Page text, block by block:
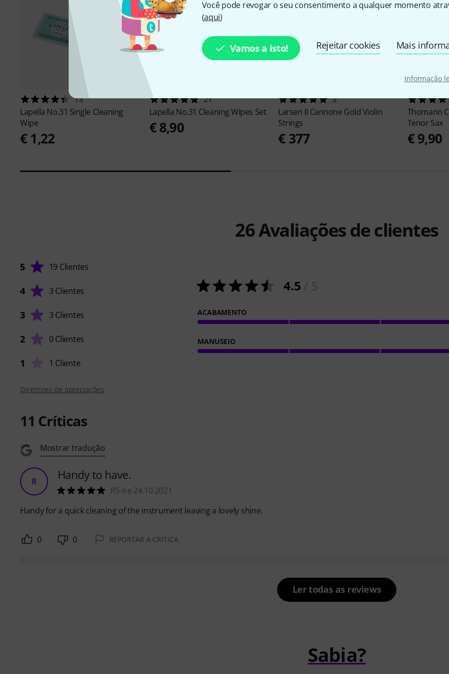
Você pode revogar o seu consentimento a qualquer momento
(aqui)
Vamos a isto! Rejeitar cookies Mais
Informação
13
Lapella No.31 Single Cleaning
Wipe
€ 1,22
21
Lapella No.31 Cleaning Wipes Set
€ 8,90
3
Larsen Il Cannone Gold Violin
Strings
€ 377
Thomann
Tenor Sax
€ 9,90
26Avaliações de clientes
5 19 Clientes
4 3 Clientes
3 3 Clientes
2 0 Clientes
1 1 Cliente
4.5
ACABAMENTO
MANUSEIO
Diretrizes de apreciações
11 Críticas
Mostrar tradução
R Handy to have.
RS-Ire 24.10.2021
Handy for a quick cleaning of the instrument leaving a lovely shine.
0 0 REPORTAR A CRÍTICA
Ler todas as reviews
Sabia?